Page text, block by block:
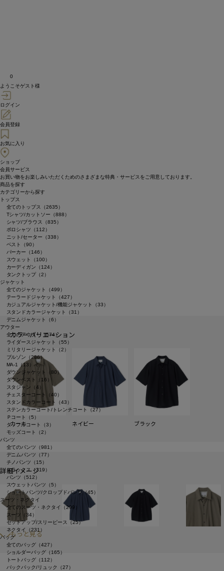
0
ようこそゲスト様
ログイン
会員登録
お気に入り
ショップ
会員サービス
お買い物をお楽しみいただくためのさまざまな特典・サービスをご用意しております。
商品を探す
カテゴリーから探す
トップス
全てのトップス（2635）
Tシャツ/カットソー（888）
シャツ/ブラウス（835）
ポロシャツ（112）
ニット/セーター（338）
ベスト（90）
パーカー（146）
スウェット（100）
カーディガン（124）
タンクトップ（2）
ジャケット
全てのジャケット（499）
テーラードジャケット（427）
カジュアルジャケット/機能ジャケット（33）
スタンドカラージャケット（31）
デニムジャケット（6）
アウター
全てのアウター（574）
ライダースジャケット（55）
ミリタリージャケット（2）
ブルゾン（286）
MA-1（13）
ダウンジャケット（80）
ダウンベスト（16）
スタジャン（4）
チェスターコート（40）
スタンドカラーコート（43）
ステンカラーコート/トレンチコート（27）
Ｐコート（5）
ダッフルコート（3）
モッズコート（2）
パンツ
全てのパンツ（981）
デニムパンツ（77）
チノパンツ（15）
スラックス（319）
パンツ（512）
スウェットパンツ（5）
ショートパンツ/クロップドパンツ（45）
スーツ・ネクタイ
全てのスーツ・ネクタイ（299）
スーツ（34）
セットアップ/スリーピース（25）
ネクタイ（231）
バッグ
全てのバッグ（427）
ショルダーバッグ（165）
トートバッグ（112）
バックパック/リュック（27）
カラーバリエーション
カーキ ネイビー ブラック
詳細イメージ
もっと見る